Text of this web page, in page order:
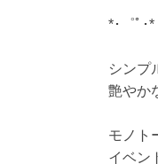
*･゜ﾟ･
シンプ
艶やか
モノト
イベン